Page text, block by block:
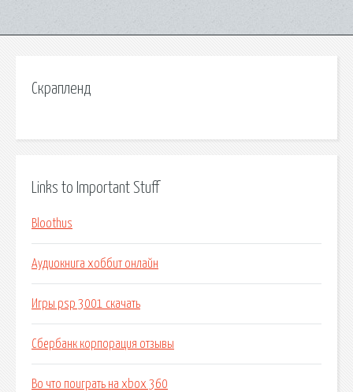
Скрапленд
Links to Important Stuff
Bloothus
Аудиокнига хоббит онлайн
Игры psp 3001 скачать
Сбербанк корпорация отзывы
Во что поиграть на xbox 360